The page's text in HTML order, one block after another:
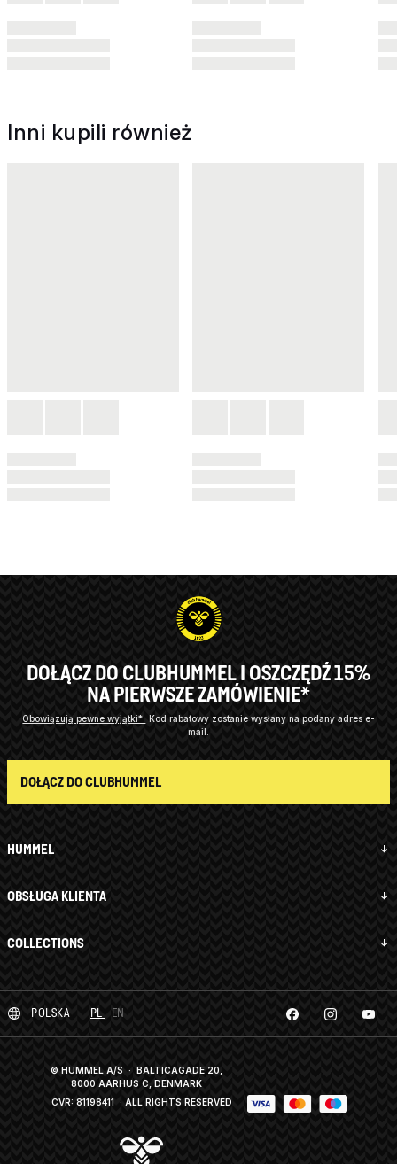
Inni kupili również
HUMMEL
OBSŁUGA KLIENTA
COLLECTIONS
DOŁĄCZ DO CLUBHUMMEL I OSZCZĘDŹ 15%
NA PIERWSZE ZAMÓWIENIE*
Obowiązują pewne wyjątki* Kod rabatowy zostanie wysłany na podany adres e-
mail.
DOŁĄCZ DO CLUBHUMMEL
POLSKA PL EN
© HUMMEL A/S · BALTICAGADE 20,
8000 AARHUS C, DENMARK
CVR: 81198411 · ALL RIGHTS RESERVED